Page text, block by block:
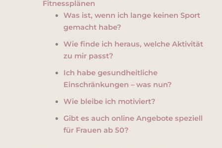
Fitnessplänen
Was ist, wenn ich lange keinen Sport
gemacht habe?
Wie finde ich heraus, welche Aktivität
zu mir passt?
Ich habe gesundheitliche
Einschränkungen – was nun?
Wie bleibe ich motiviert?
Gibt es auch online Angebote speziell
für Frauen ab 50?